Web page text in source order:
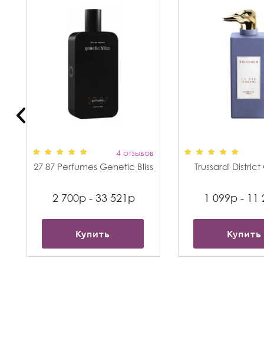
4 отзывов
27 87 Perfumes Genetic Bliss
2 700р - 33 521р
Купить
Trussardi
1 099р - 11
Купить